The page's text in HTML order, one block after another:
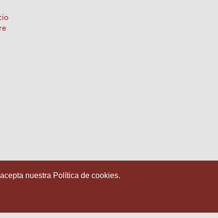
nuestra Política de cookies.